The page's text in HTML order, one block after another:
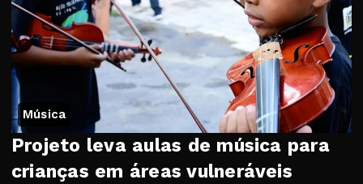
Música
Projeto leva aulas de música para
crianças em áreas vulneráveis